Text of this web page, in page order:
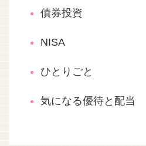
債券投資
NISA
ひとりごと
気になる優待と配当